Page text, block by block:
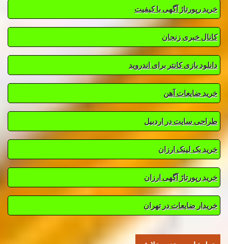
خرید رپورتاژ آگهی با کیفیت
کانال خبری زنجان
دانلود بازی کانتر برای اندروید
خرید ضایعات آهن
طراحی سایت در اردبیل
خرید بک لینک ارزان
خرید رپورتاژ آگهی ارزان
خریدار ضایعات در تهران